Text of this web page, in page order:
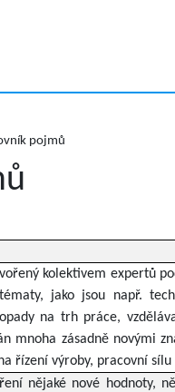
pojmů
kolektivem expertů
jako jsou např.
na trh práce,
mnoha zásadně novými
řízení výroby, pracovní
nějaké nové hodnoty,